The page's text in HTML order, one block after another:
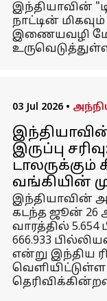
இந்தியாவின்
நாட்டின்
இணையவழி
03 Jul 2026 •
இருப்பு
டாலருக்கும்
வங்கியின்
இந்தியாவின்
கடந்த ஜூன் 26
வாரத்தில்
666.933
என்று இந்திய
வெளியிட்டுள்ள